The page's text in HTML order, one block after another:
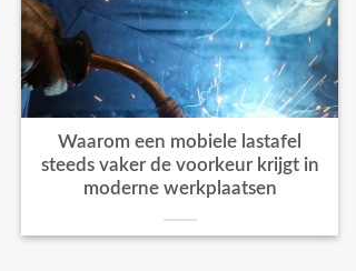
Waarom een mobiele lastafel
steeds vaker de voorkeur krijgt in
moderne werkplaatsen